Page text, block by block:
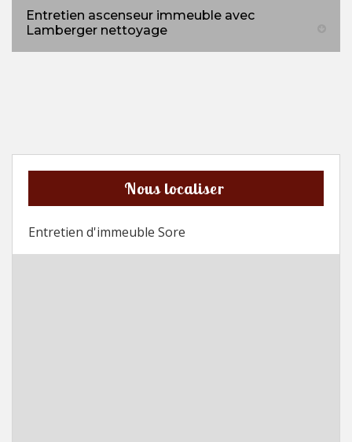
Entretien ascenseur immeuble avec
Lamberger nettoyage
Nous localiser
Entretien d'immeuble Sore